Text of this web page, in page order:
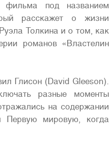
фильма под названием
расскажет о жизни
Толкина и о том, как
романов «Властелин
Глисон (David Gleeson).
разные моменты
на содержании
мировую, когда